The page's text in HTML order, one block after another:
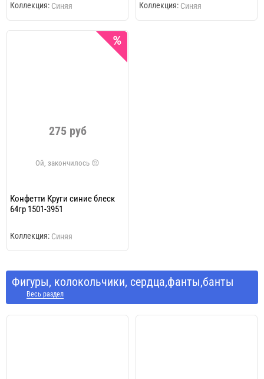
Коллекция: Синяя Коллекция: Синяя
275 руб
Конфетти Круги синие блеск
64гр 1501-3951
Коллекция: Синяя
Фигуры, колокольчики, сердца,фанты,банты
Весь раздел